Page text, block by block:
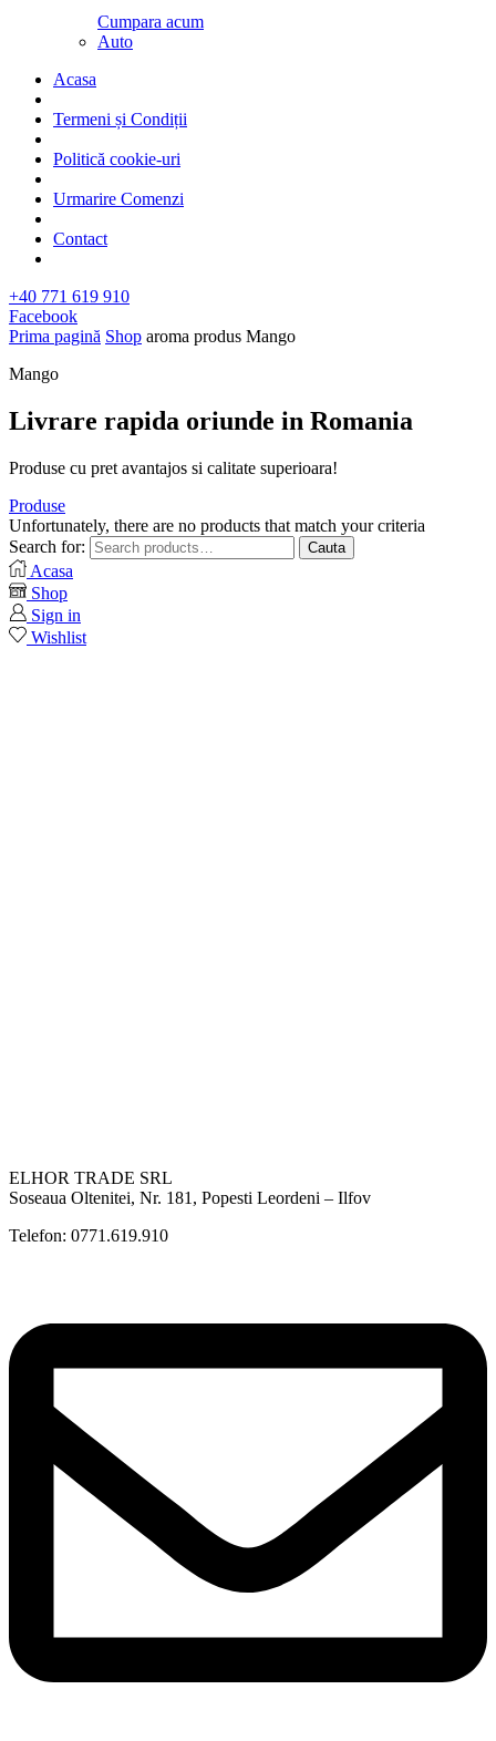
Cumpara acum
Auto
Acasa
Termeni și Condiții
Politică cookie-uri
Urmarire Comenzi
Contact
+40 771 619 910
Facebook
Prima pagină Shop aroma produs Mango
Mango
Livrare rapida oriunde in Romania​
Produse cu pret avantajos si calitate superioara!
Produse
Unfortunately, there are no products that match your criteria
Search for:
Cauta
Acasa
Shop
Sign in
Wishlist
ELHOR TRADE SRL
Soseaua Oltenitei, Nr. 181, Popesti Leordeni – Ilfov
Telefon: 0771.619.910